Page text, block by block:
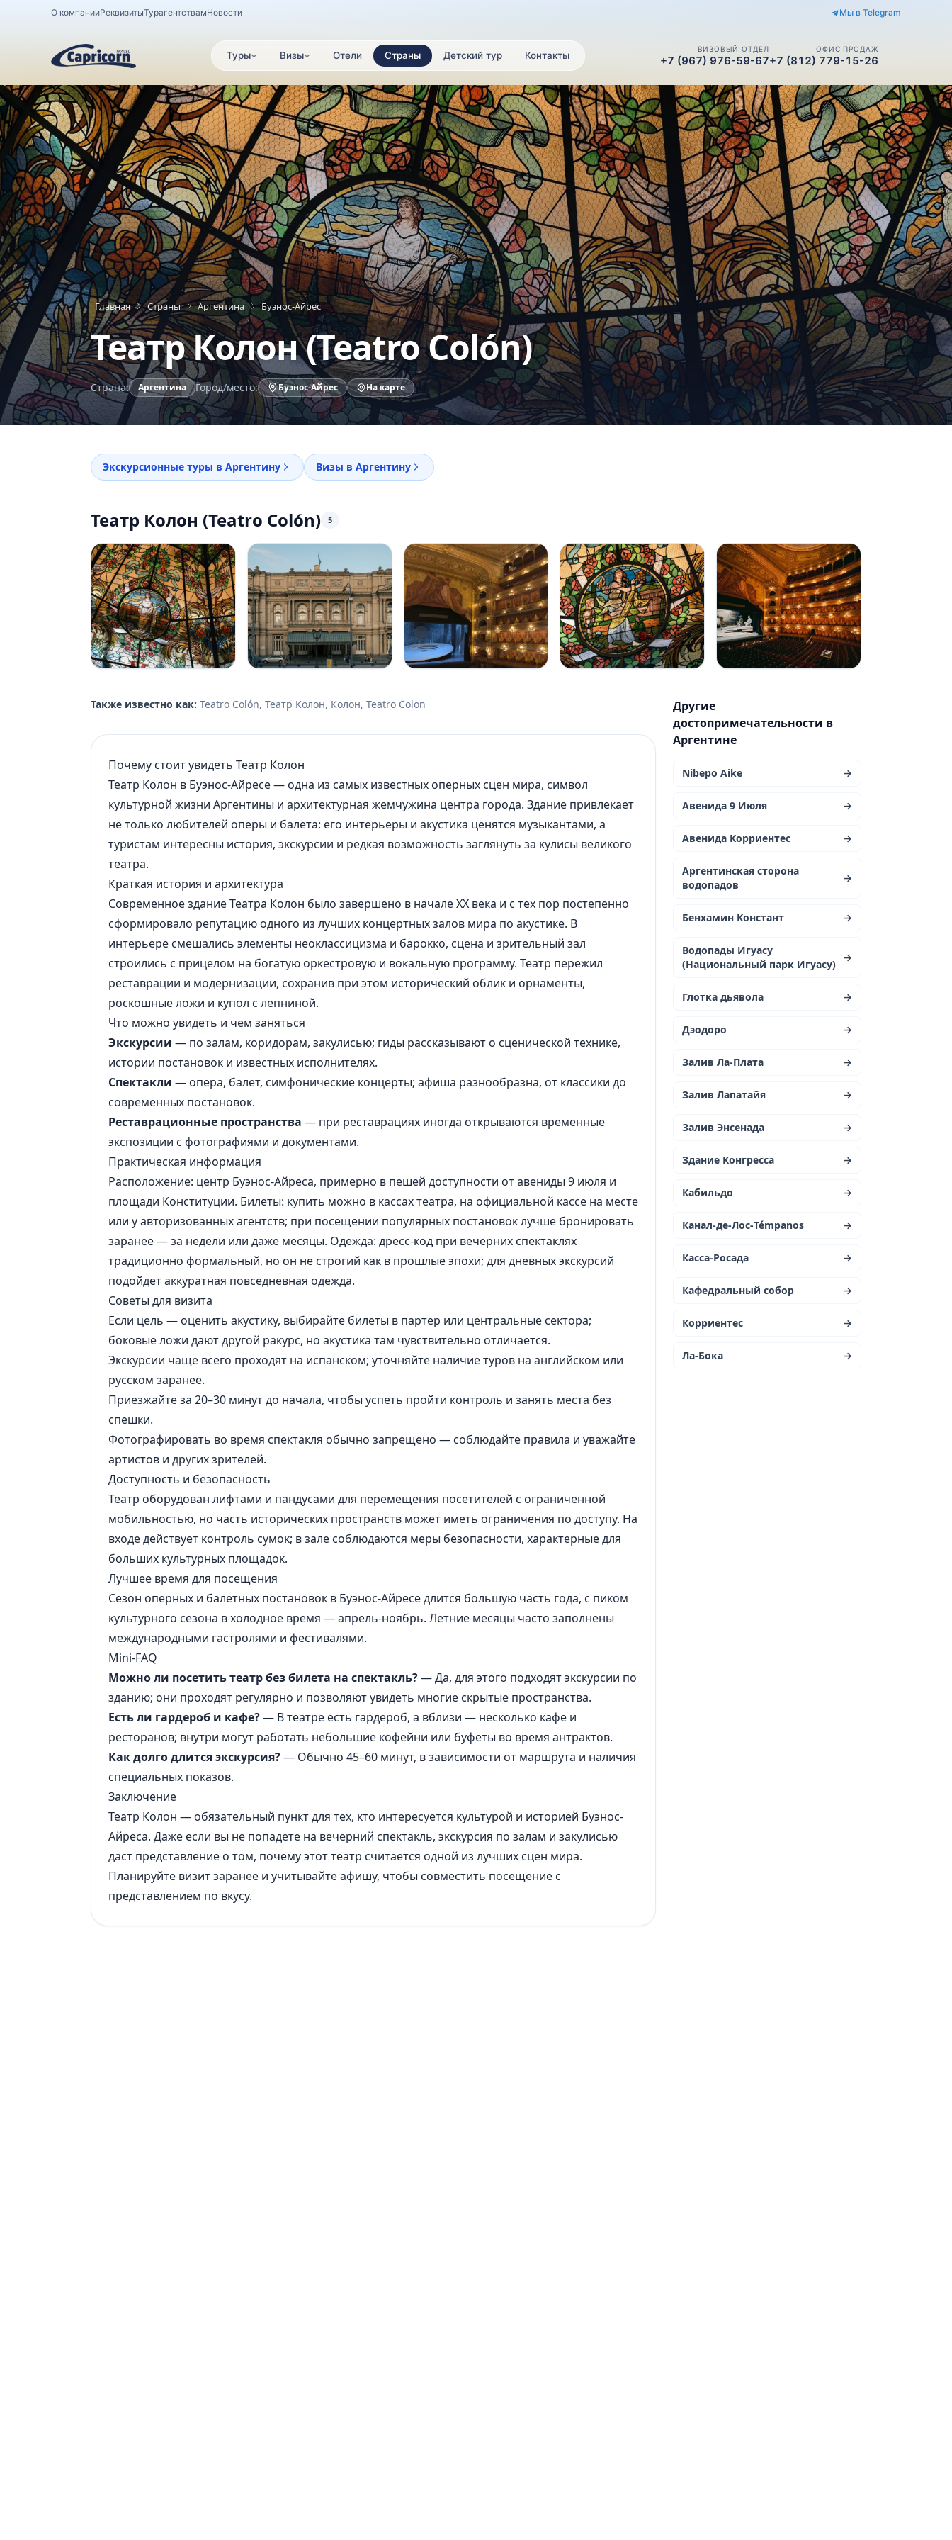
О компанииРеквизитыТурагентствамНовости Мы в Telegram
Туры Визы Отели Страны Детский тур Контакты
ВИЗОВЫЙ ОТДЕЛ
+7 (967) 976-59-67
ОФИС ПРОДАЖ
+7 (812) 779-15-26
Главная Страны Аргентина Буэнос-Айрес
Театр Колон (Teatro Colón)
Страна: Аргентина Город/место: Буэнос-Айрес На карте
Экскурсионные туры в Аргентину Визы в Аргентину
Театр Колон (Teatro Colón) 5
Также известно как: Teatro Colón, Театр Колон, Колон, Teatro Colon
Почему стоит увидеть Театр Колон
Театр Колон в Буэнос-Айресе— одна из самых известных оперных сцен мира, символ
культурной жизни Аргентины и архитектурная жемчужина центра города. Здание привлекает
не только любителей оперы и балета: его интерьеры и акустика ценятся музыкантами, а
туристам интересны история, экскурсии и редкая возможность заглянуть за кулисы великого
театра.
Краткая история и архитектура
Современное здание Театра Колон было завершено в начале XX века и с тех пор постепенно
сформировало репутацию одного из лучших концертных залов мира по акустике. В
интерьере смешались элементы неоклассицизма и барокко, сцена и зрительный зал
строились с прицелом на богатую оркестровую и вокальную программу. Театр пережил
реставрации и модернизации, сохранив при этом исторический облик и орнаменты,
роскошные ложи и купол с лепниной.
Что можно увидеть и чем заняться
Экскурсии — по залам, коридорам, закулисью; гиды рассказывают о сценической технике,
истории постановок и известных исполнителях.
Спектакли — опера, балет, симфонические концерты; афиша разнообразна, от классики до
современных постановок.
Реставрационные пространства — при реставрациях иногда открываются временные
экспозиции с фотографиями и документами.
Практическая информация
Расположение: центр Буэнос-Айреса, примерно в пешей доступности от авениды 9 июля и
площади Конституции. Билеты: купить можно в кассах театра, на официальной кассе на месте
или у авторизованных агентств; при посещении популярных постановок лучше бронировать
заранее — за недели или даже месяцы. Одежда: дресс-код при вечерних спектаклях
традиционно формальный, но он не строгий как в прошлые эпохи; для дневных экскурсий
подойдет аккуратная повседневная одежда.
Советы для визита
Если цель — оценить акустику, выбирайте билеты в партер или центральные сектора;
боковые ложи дают другой ракурс, но акустика там чувствительно отличается.
Экскурсии чаще всего проходят на испанском; уточняйте наличие туров на английском или
русском заранее.
Приезжайте за 20–30 минут до начала, чтобы успеть пройти контроль и занять места без
спешки.
Фотографировать во время спектакля обычно запрещено — соблюдайте правила и уважайте
артистов и других зрителей.
Доступность и безопасность
Театр оборудован лифтами и пандусами для перемещения посетителей с ограниченной
мобильностью, но часть исторических пространств может иметь ограничения по доступу. На
входе действует контроль сумок; в зале соблюдаются меры безопасности, характерные для
больших культурных площадок.
Лучшее время для посещения
Сезон оперных и балетных постановок в Буэнос-Айреседлится большую часть года, с пиком
культурного сезона в холодное время — апрель-ноябрь. Летние месяцы часто заполнены
международными гастролями и фестивалями.
Mini-FAQ
Можно ли посетить театр без билета на спектакль?— Да, для этого подходят экскурсии по
зданию; они проходят регулярно и позволяют увидеть многие скрытые пространства.
Есть ли гардероб и кафе?— В театре есть гардероб, а вблизи — несколько кафе и
ресторанов; внутри могут работать небольшие кофейни или буфеты во время антрактов.
Как долго длится экскурсия?— Обычно 45–60 минут, в зависимости от маршрута и наличия
специальных показов.
Заключение
Театр Колон — обязательный пункт для тех, кто интересуется культурой и историей Буэнос-
Айреса. Даже если вы не попадете на вечерний спектакль, экскурсия по залам и закулисью
даст представление о том, почему этот театр считается одной из лучших сцен мира.
Планируйте визит заранее и учитывайте афишу, чтобы совместить посещение с
представлением по вкусу.
Другие
достопримечательности в
Аргентине
Nibepo Aike →
Авенида 9 Июля →
Авенида Корриентес →
Аргентинская сторона
водопадов
→
Бенхамин Констант →
Водопады Игуасу
(Национальный парк Игуасу)
→
Глотка дьявола →
Дэодоро →
Залив Ла-Плата →
Залив Лапатайя →
Залив Энсенада →
Здание Конгресса →
Кабильдо →
Канал-де-Лос-Témpanos →
Касса-Росада →
Кафедральный собор →
Корриентес →
Ла-Бока →